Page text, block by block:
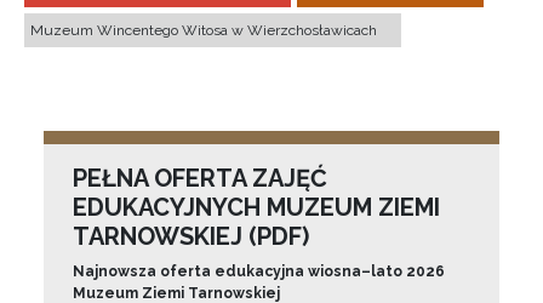
Muzeum Wincentego Witosa w Wierzchosławicach
PEŁNA OFERTA ZAJĘĆ
EDUKACYJNYCH MUZEUM ZIEMI
TARNOWSKIEJ (PDF)
Najnowsza oferta edukacyjna wiosna–lato 2026
Muzeum Ziemi Tarnowskiej